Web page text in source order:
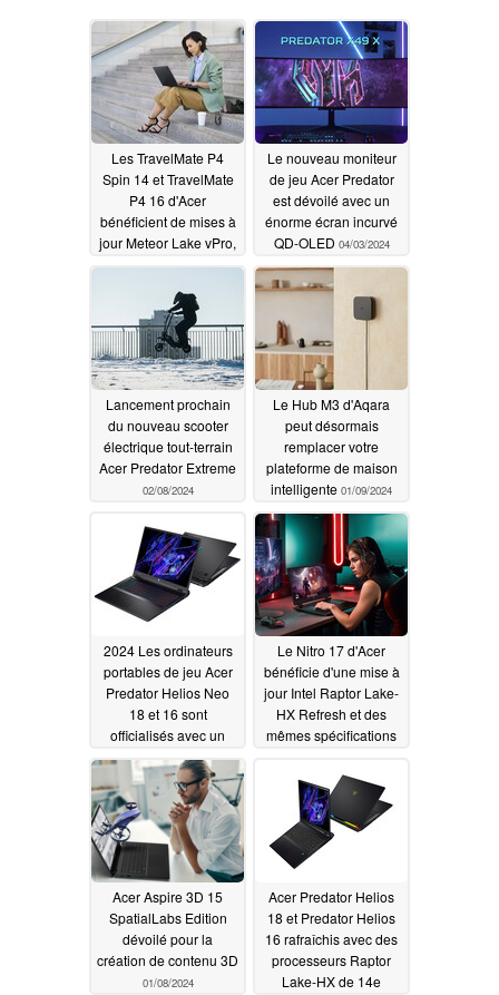
Les TravelMate P4
Spin 14 et TravelMate
P4 16 d'Acer
bénéficient de mises à
jour Meteor Lake vPro,
tandis que le
adopte les options
AMD Ryzen Pro 8040
05/31/2024
Le nouveau moniteur
de jeu Acer Predator
est dévoilé avec un
énorme écran incurvé
QD-OLED 04/03/2024
Lancement prochain
du nouveau scooter
électrique tout-terrain
Acer Predator Extreme
02/08/2024
Le Hub M3 d'Aqara
peut désormais
remplacer votre
plateforme de maison
intelligente 01/09/2024
2024 Les ordinateurs
portables de jeu Acer
Predator Helios Neo
18 et 16 sont
officialisés avec un
CPU Intel Core i9-
14900HX et un GPU
RTX 407001/09/2024
Le Nitro 17 d'Acer
bénéficie d'une mise à
jour Intel Raptor Lake-
HX Refresh et des
mêmes spécifications
01/09/2024
Acer Aspire 3D 15
SpatialLabs Edition
dévoilé pour la
création de contenu 3D
01/08/2024
Acer Predator Helios
18 et Predator Helios
16 rafraîchis avec des
processeurs Raptor
Lake-HX de 14e